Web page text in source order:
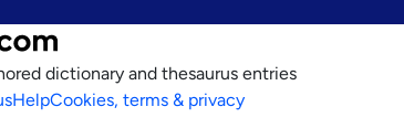
dictionary and thesaurus entries
HelpCookies, terms & privacy